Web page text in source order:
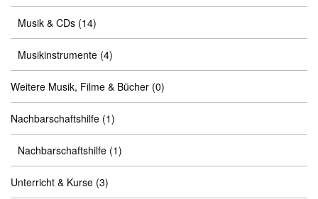
Musik & CDs (14)
Musikinstrumente (4)
Weitere Musik, Filme & Bücher (0)
Nachbarschaftshilfe (1)
Nachbarschaftshilfe (1)
Unterricht & Kurse (3)